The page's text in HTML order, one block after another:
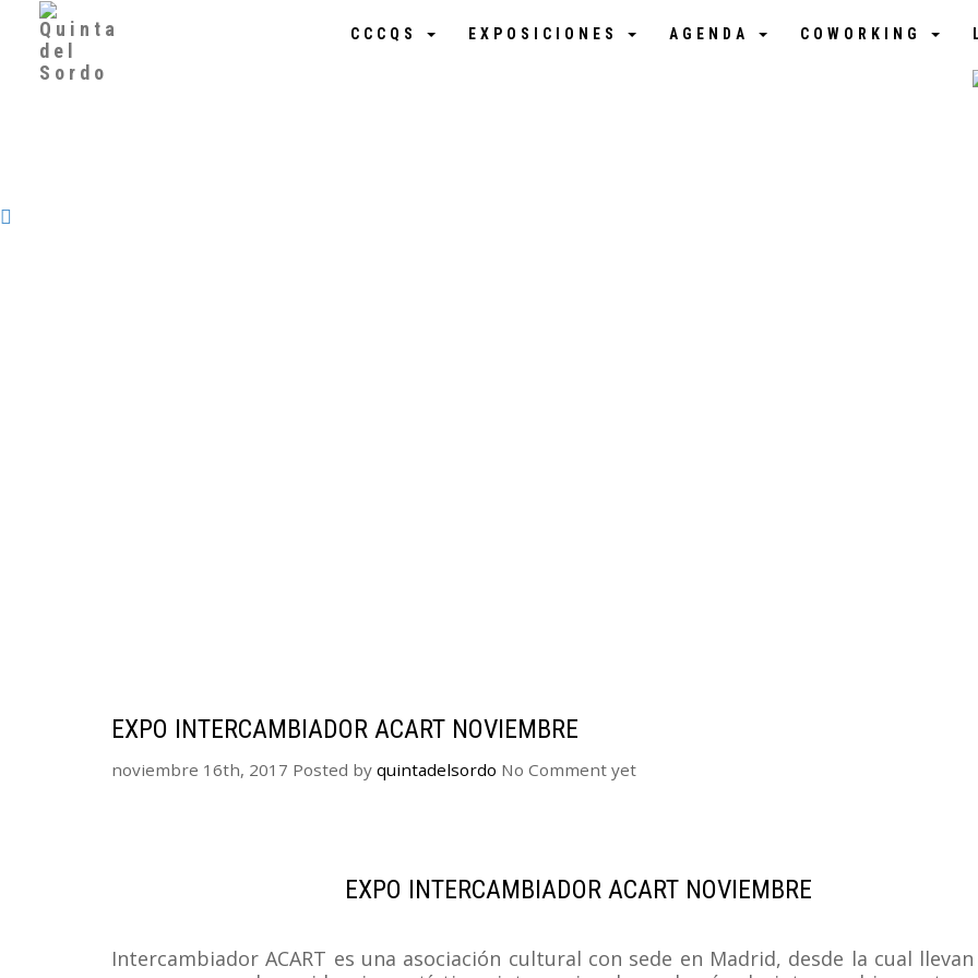
CCCQS EXPOSICIONES AGENDA COWORKING
EXPO INTERCAMBIADOR ACART NOVIEMBRE
noviembre 16th, 2017 Posted by quintadelsordo No Comment yet
EXPO INTERCAMBIADOR ACART NOVIEMBRE
Intercambiador ACART es una asociación cultural con sede en Madrid, desde la cual